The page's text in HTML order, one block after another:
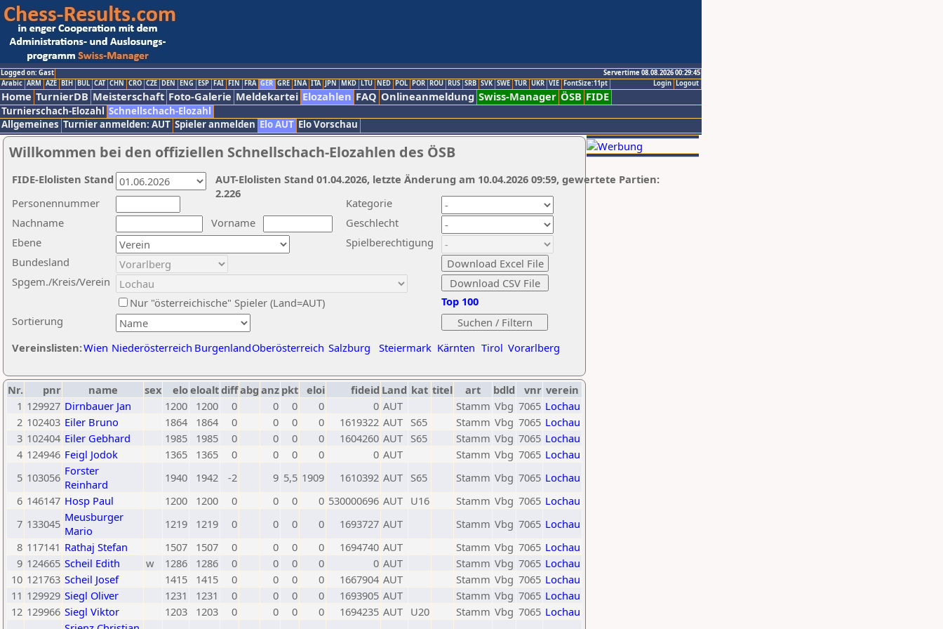
Logged on: Gast
Servertime 08.08.2026 00:29:45
Logout
Login
Arabic ARM AZE BIH BUL CAT CHN CRO CZE DEN ENG ESP FAI FIN FRA GER GRE INA ITA JPN MKD LTU NED POL POR ROU RUS SRB SVK SWE TUR UKR VIE FontSize:11pt
Home TurnierDB Meisterschaft Foto-Galerie Meldekartei Elozahlen FAQ Onlineanmeldung Swiss-Manager ÖSB FIDE
Turnierschach-Elozahl Schnellschach-Elozahl
Allgemeines Turnier anmelden: AUT Spieler anmelden Elo AUT Elo Vorschau
Willkommen bei den offiziellen Schnellschach-Elozahlen des ÖSB
Nachname
Vorname
Ebene
Kategorie
Sortierung
Personennummer
Bundesland
Spgem./Kreis/Verein
Geschlecht
Nur "österreichische" Spieler (Land=AUT)
Spielberechtigung
Vereinslisten:Wien Niederösterreich BurgenlandOberösterreich Salzburg Steiermark Kärnten Tirol Vorarlberg
Top 100
AUT-Elolisten Stand 01.04.2026, letzte Änderung am 10.04.2026 09:59, gewertete Partien:
2.226
FIDE-Elolisten Stand
Nr. pnr name sex eloeloaltdiffabg anz pkt eloi fideid Land kat titel art bdld vnr verein
1 129927 Dirnbauer Jan 1200 1200 0 0 0 0 0 AUT Stamm Vbg 7065 Lochau
2 102403 Eiler Bruno 1864 1864 0 0 0 0 1619322 AUT S65 Stamm Vbg 7065 Lochau
3 102404 Eiler Gebhard 1985 1985 0 0 0 0 1604260 AUT S65 Stamm Vbg 7065 Lochau
4 124946 Feigl Jodok 1365 1365 0 0 0 0 0 AUT Stamm Vbg 7065 Lochau
5 103056 Forster
Reinhard
1940 1942 -2 9 5,5 1909 1610392 AUT S65 Stamm Vbg 7065 Lochau
6 146147 Hosp Paul 1200 1200 0 0 0 0 530000696 AUT U16 Stamm Vbg 7065 Lochau
7 133045 Meusburger
Mario
1219 1219 0 0 0 0 1693727 AUT Stamm Vbg 7065 Lochau
8 117141 Rathaj Stefan 1507 1507 0 0 0 0 1694740 AUT Stamm Vbg 7065 Lochau
9 124665 Scheil Edith w 1286 1286 0 0 0 0 0 AUT Stamm Vbg 7065 Lochau
10 121763 Scheil Josef 1415 1415 0 0 0 0 1667904 AUT Stamm Vbg 7065 Lochau
11 129929 Siegl Oliver 1231 1231 0 0 0 0 1693905 AUT Stamm Vbg 7065 Lochau
12 129966 Siegl Viktor 1203 1203 0 0 0 0 1694235 AUT U20 Stamm Vbg 7065 Lochau